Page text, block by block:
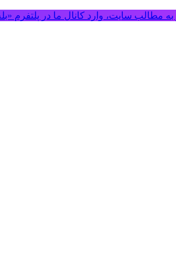
مطالب سایت، وارد کانال ما در پلتفرم